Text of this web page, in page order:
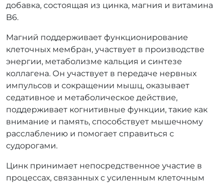
добавка, состоящая из цинка, магния и витамина
B6.
Магний поддерживает функционирование
клеточных мембран, участвует в производстве
энергии, метаболизме кальция и синтезе
коллагена. Он участвует в передаче нервных
импульсов и сокращении мышц, оказывает
седативное и метаболическое действие,
поддерживает когнитивные функции, такие как
внимание и память, способствует мышечному
расслаблению и помогает справиться с
судорогами.
Цинк принимает непосредственное участие в
процессах, связанных с усиленным клеточным